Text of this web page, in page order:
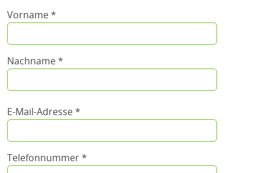
Vorname *
Nachname *
E-Mail-Adresse *
Telefonnummer *